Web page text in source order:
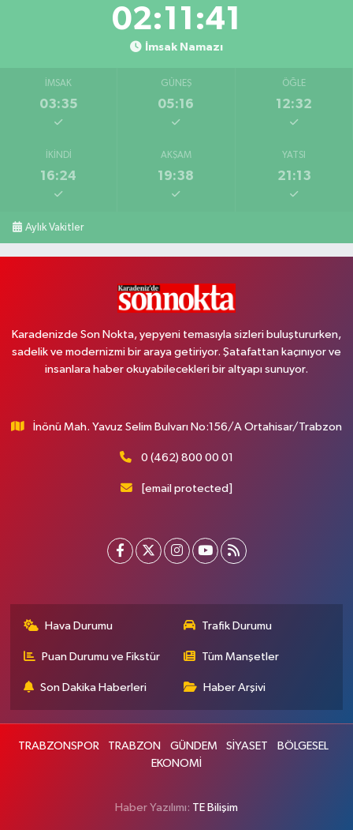
02:11:40
İmsak Namazı
İMSAK
03:35
GÜNEŞ
05:16
ÖĞLE
12:32
İKINDI
16:24
AKŞAM
19:38
YATSI
21:13
Aylık Vakitler
Karadenizde Son Nokta, yepyeni temasıyla sizleri buluştururken,
sadelik ve modernizmi bir araya getiriyor. Şatafattan kaçınıyor ve
insanlara haber okuyabilecekleri bir altyapı sunuyor.
İnönü Mah. Yavuz Selim Bulvarı No:156/A Ortahisar/Trabzon
0 (462) 800 00 01
[email protected]
Hava Durumu Trafik Durumu
Puan Durumu ve Fikstür Tüm Manşetler
Son Dakika Haberleri Haber Arşivi
TRABZONSPOR TRABZON GÜNDEM SİYASET
BÖLGESEL
EKONOMİ
Haber Yazılımı: TE Bilişim